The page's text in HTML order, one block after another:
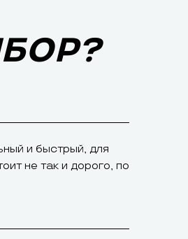
и быстрый, для
не так и дорого, по